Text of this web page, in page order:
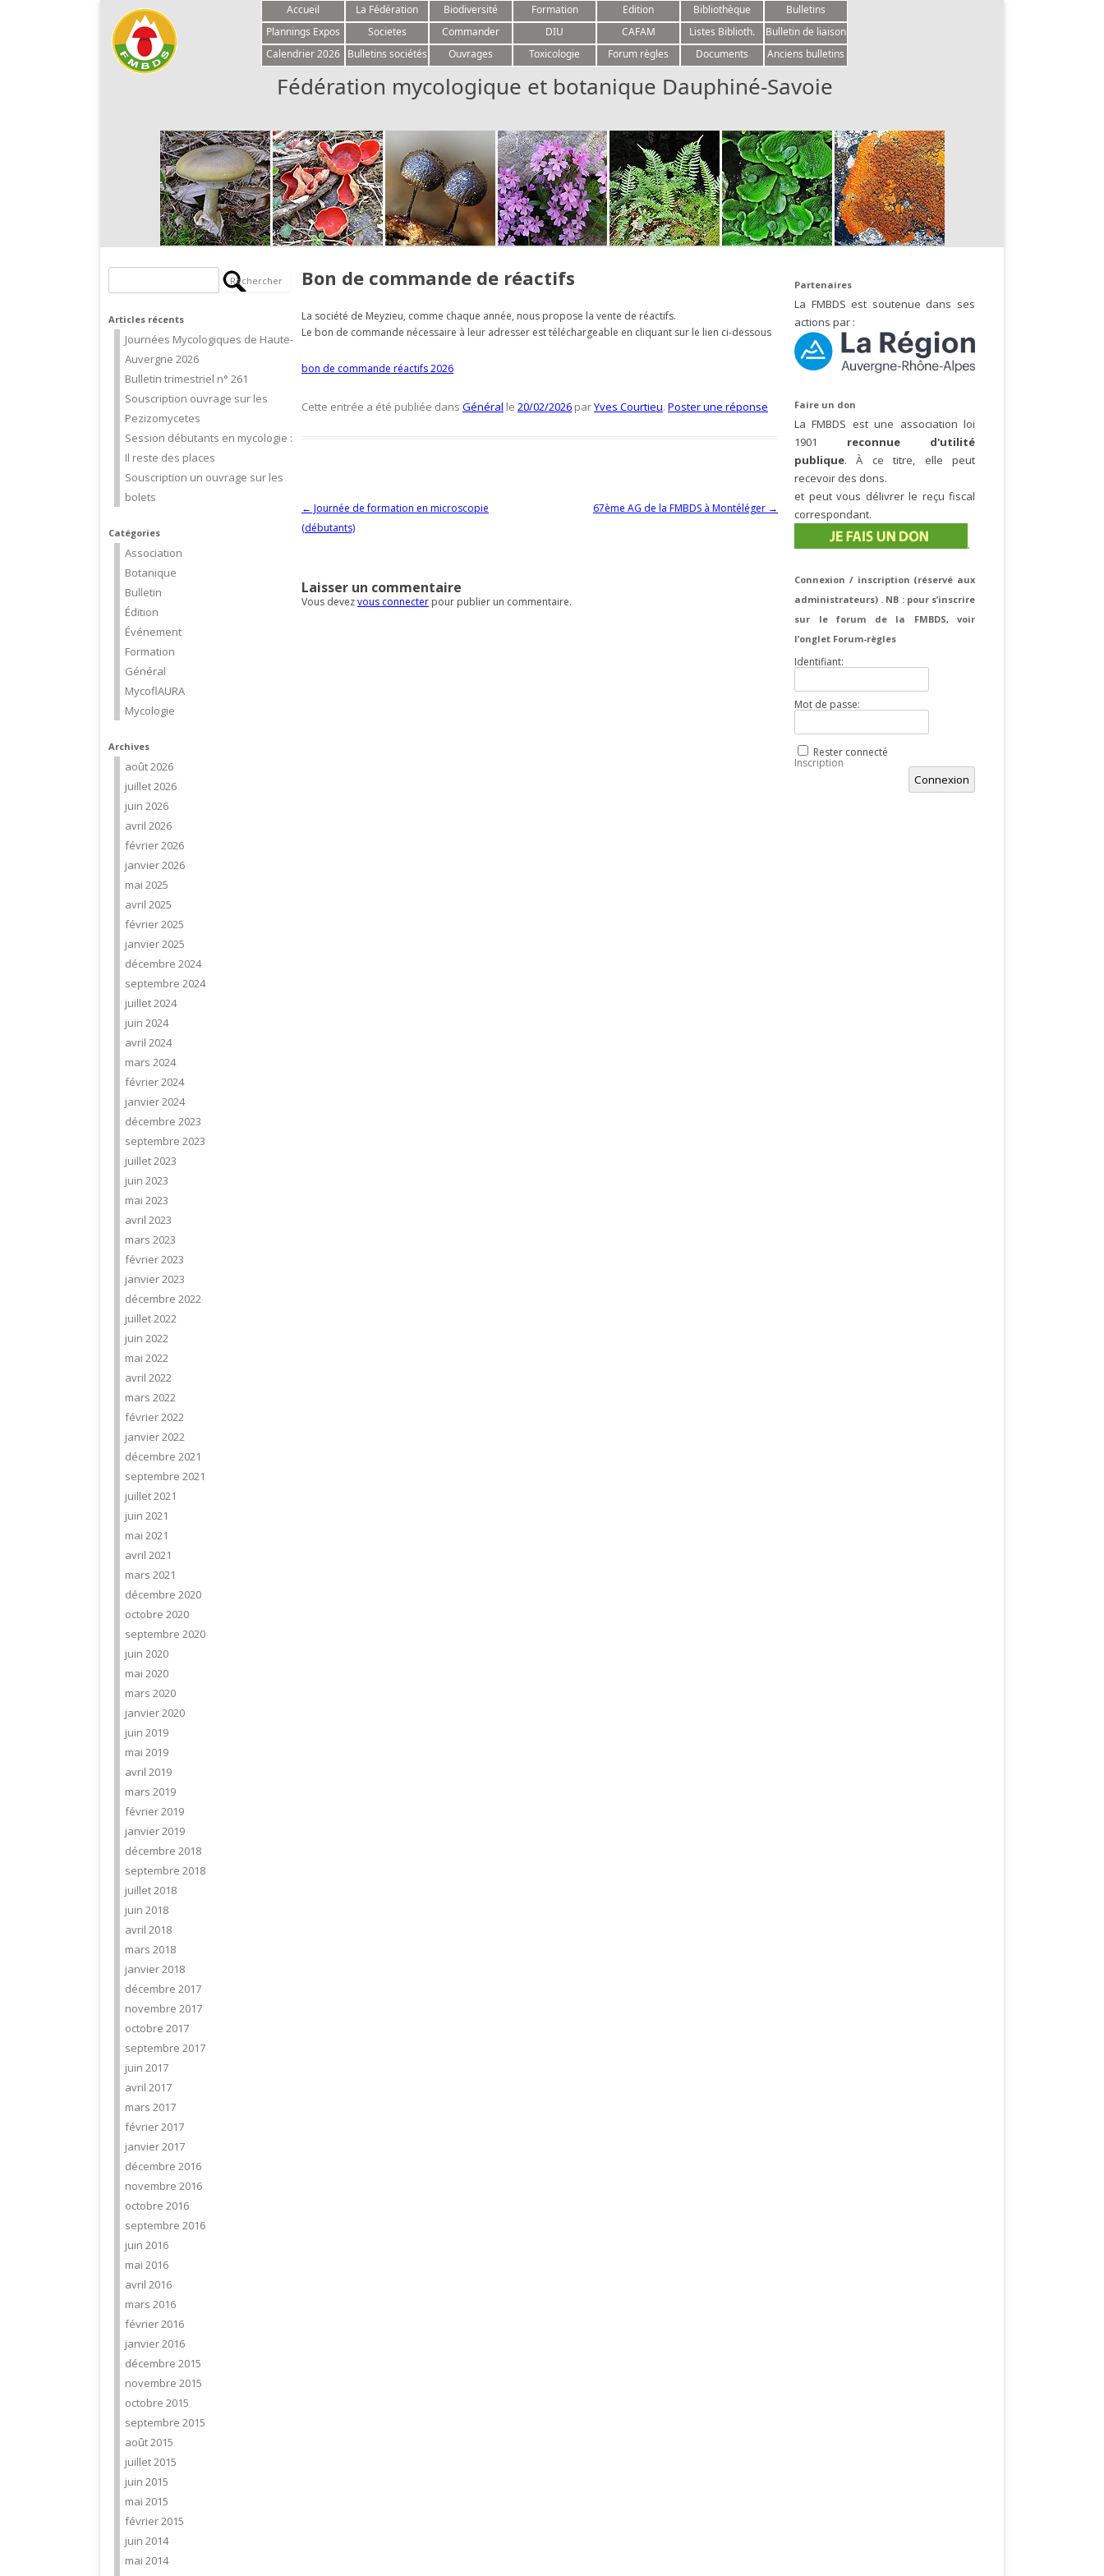
Aller au contenu
Accueil La Fédération Biodiversité Formation Edition Bibliothèque
Bulletins
Plannings Expos
Societes Commander DIU CAFAM Listes Biblioth.
Bulletin de liaison
Calendrier 2026 Bulletins sociétés Ouvrages Toxicologie Forum règles Documents Anciens bulletins
Fédération mycologique et botanique Dauphiné-Savoie
Articles récents
Journées Mycologiques de Haute-
Auvergne 2026
Bulletin trimestriel n° 261
Souscription ouvrage sur les
Pezizomycetes
Session débutants en mycologie :
Il reste des places
Souscription un ouvrage sur les
bolets
Catégories
Association
Botanique
Bulletin
Édition
Événement
Formation
Général
MycoflAURA
Mycologie
Archives
août 2026
juillet 2026
juin 2026
avril 2026
février 2026
janvier 2026
mai 2025
avril 2025
février 2025
janvier 2025
décembre 2024
septembre 2024
juillet 2024
juin 2024
avril 2024
mars 2024
février 2024
janvier 2024
décembre 2023
septembre 2023
juillet 2023
juin 2023
mai 2023
avril 2023
mars 2023
février 2023
janvier 2023
décembre 2022
juillet 2022
juin 2022
mai 2022
avril 2022
mars 2022
février 2022
janvier 2022
décembre 2021
septembre 2021
juillet 2021
juin 2021
mai 2021
avril 2021
mars 2021
décembre 2020
octobre 2020
septembre 2020
juin 2020
mai 2020
mars 2020
janvier 2020
juin 2019
mai 2019
avril 2019
mars 2019
février 2019
janvier 2019
décembre 2018
septembre 2018
juillet 2018
juin 2018
avril 2018
mars 2018
janvier 2018
décembre 2017
novembre 2017
octobre 2017
septembre 2017
juin 2017
avril 2017
mars 2017
février 2017
janvier 2017
décembre 2016
novembre 2016
octobre 2016
septembre 2016
juin 2016
mai 2016
avril 2016
mars 2016
février 2016
janvier 2016
décembre 2015
novembre 2015
octobre 2015
septembre 2015
août 2015
juillet 2015
juin 2015
mai 2015
février 2015
juin 2014
mai 2014
Bon de commande de réactifs
La société de Meyzieu, comme chaque année, nous propose la vente de réactifs.
Le bon de commande nécessaire à leur adresser est téléchargeable en cliquant sur le lien ci-dessous
bon de commande réactifs 2026
Cette entrée a été publiée dans Général le 20/02/2026 parYves Courtieu. Poster une réponse
Navigation des articles
← Journée de formation en microscopie
(débutants)
67ème AG de la FMBDS à Montéléger →
Laisser un commentaire
Vous devezvous connecter pour publier un commentaire.
Partenaires
La FMBDS est soutenue dans ses
actions par :
Faire un don
La FMBDS est une association loi
1901 reconnue d'utilité
publique. À ce titre, elle peut
recevoir des dons.
et peut vous délivrer le reçu fiscal
correspondant.
.
Connexion / inscription (réservé aux
administrateurs) . NB : pour s’inscrire
sur le forum de la FMBDS, voir
l’onglet Forum-règles
Identifiant:
Mot de passe:
Rester connecté
Connexion
Inscription